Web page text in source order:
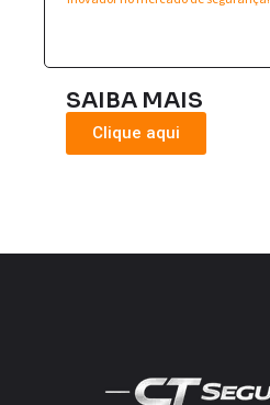
SAIBA MAIS
Clique aqui